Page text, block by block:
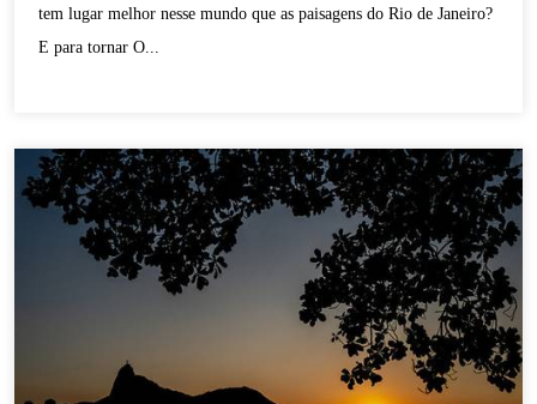
tem lugar melhor nesse mundo que as paisagens do Rio de Janeiro?
E para tornar O...